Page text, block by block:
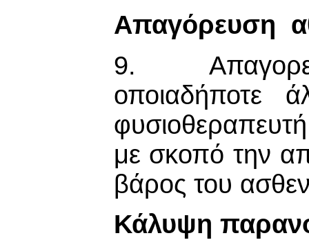
Απαγόρευση
9.
οποιαδήποτε
με σκοπό την
βάρος του
Κάλυψη